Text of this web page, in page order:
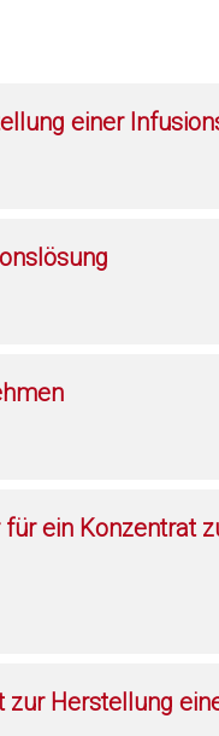
einer
ein Konzentrat
Herstellung